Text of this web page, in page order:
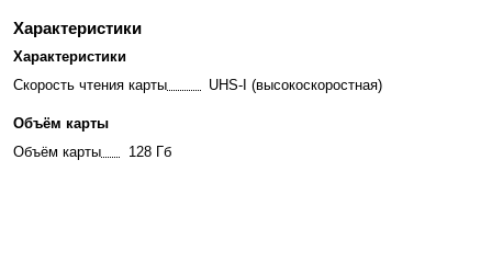
Характеристики
Характеристики
Скорость чтения карты
UHS-I (высокоскоростная)
Объём карты
Объём карты
128 Гб